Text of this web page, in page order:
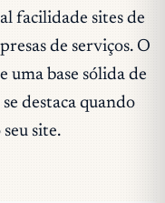
facilidade sites de
de serviços. O
uma base sólida de
destaca quando
site.